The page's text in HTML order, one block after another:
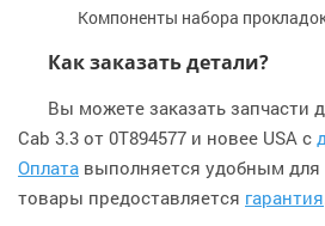
Компоненты набора
Как заказать детали?
Вы можете заказать запчасти
Cab 3.3 от 0T894577 и новее USA с
Оплата выполняется удобным
товары предоставляется гарантия